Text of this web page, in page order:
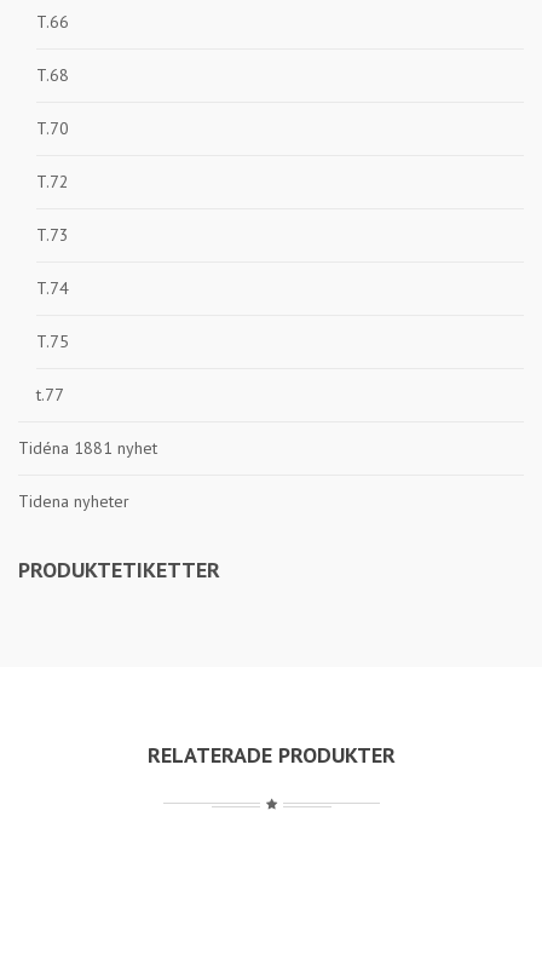
T.66
T.68
T.70
T.72
T.73
T.74
T.75
t.77
Tidéna 1881 nyhet
Tidena nyheter
PRODUKTETIKETTER
RELATERADE PRODUKTER